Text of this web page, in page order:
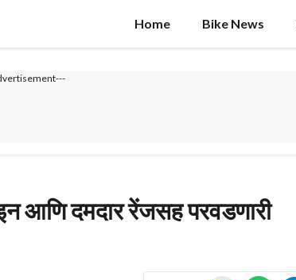
Home Bike News
आणि दमदार रेंजसह परवडणारी